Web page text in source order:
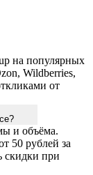
на популярных
Wildberries,
от
и объёма.
50 рублей за
скидки при